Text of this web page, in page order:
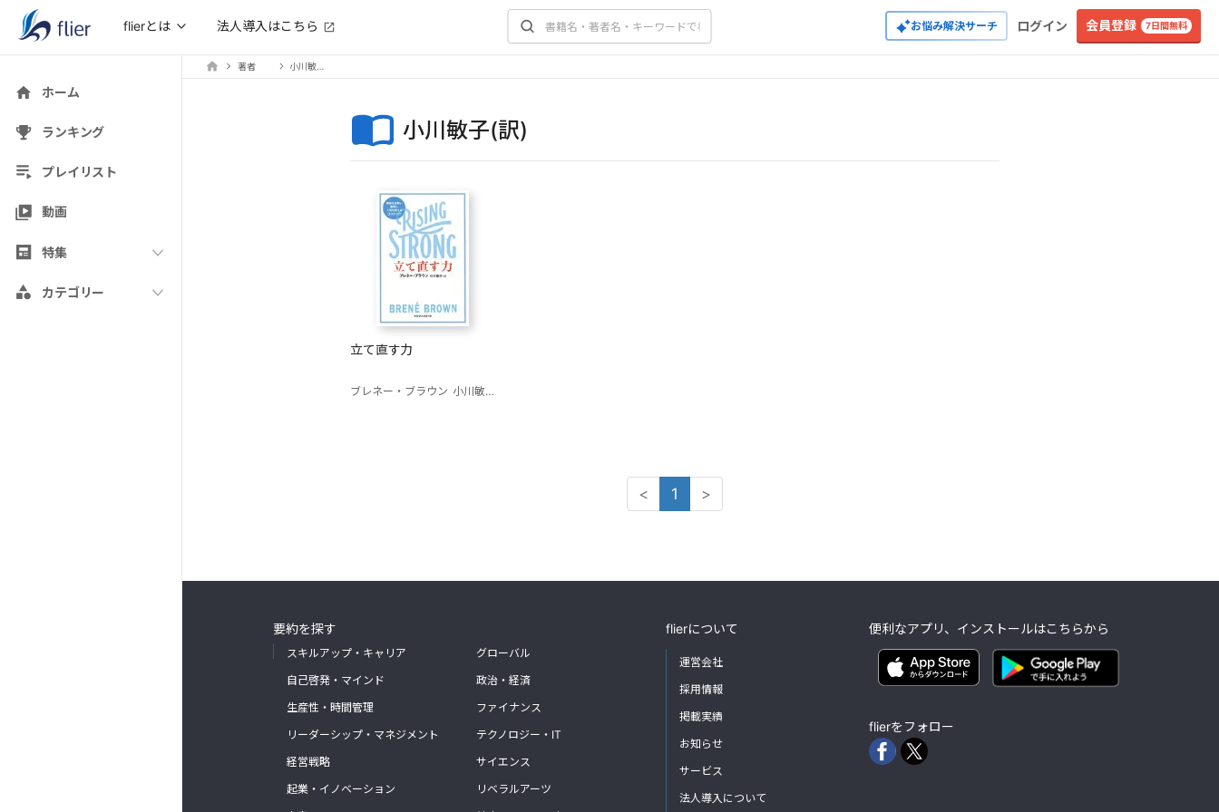
flierとは 法人導入はこちら お悩み解決サーチ ログイン 会員登録 7日間無料
ホーム
ランキング
プレイリスト
動画
特集
カテゴリー
著者
小川敏子(訳)
立て直す力
ブレネー・ブラウン 小川敏子(訳)
< 1 >
要約を探す
スキルアップ・キャリア
自己啓発・マインド
生産性・時間管理
リーダーシップ・マネジメント
経営戦略
起業・イノベーション
グローバル
政治・経済
ファイナンス
テクノロジー・IT
サイエンス
リベラルアーツ
flierについて
運営会社
採用情報
掲載実績
お知らせ
サービス
法人導入について
便利なアプリ、インストールはこちらから
flierをフォロー